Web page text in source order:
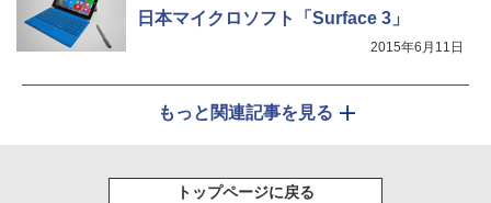
日本マイクロソフト「Surface 3」
2015年6月11日
もっと関連記事を見る
トップページに戻る